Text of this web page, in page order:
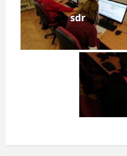
sdr